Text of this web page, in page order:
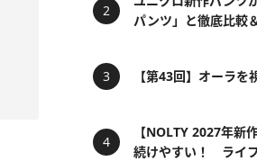
パンツ」と徹底比較
【第43回】オーラを
【NOLTY 2027年新
続けやすい！ ライ